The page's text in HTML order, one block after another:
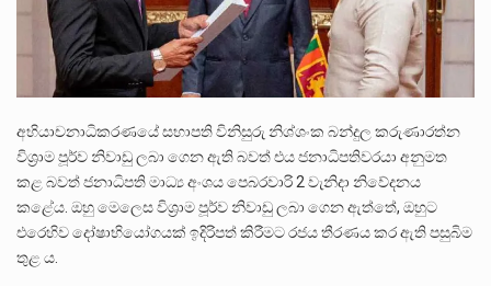
අභියාචනාධිකරණයේ සභාපති විනිසුරු නිශ්ශංක බන්දුල කරුණාරත්න
විශ්‍රාම පූර්ව නිවාඩු ලබා ගෙන ඇති බවත් එය ජනාධිපතිවරයා අනුමත
කළ බවත් ජනාධිපති මාධ්‍ය අංශය පෙබරවාරි 2 වැනිදා නිවේදනය
කළේය. ඔහු මෙලෙස විශ්‍රාම පූර්ව නිවාඩු ලබා ගෙන ඇත්තේ, ඔහුට
එරෙහිව දෝෂාභියෝගයක් ඉදිරිපත් කිරීමට රජය තීරණය කර ඇති පසුබිම
තුළ ය.